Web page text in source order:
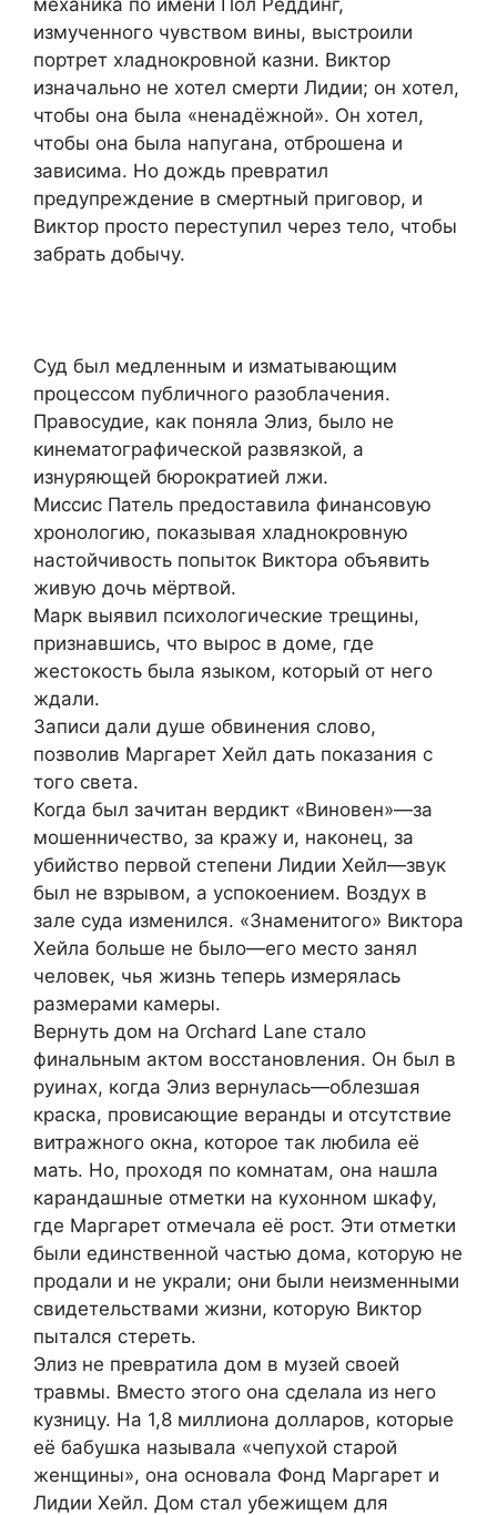
измученного чувством вины, выстроили
портрет хладнокровной казни. Виктор
изначально не хотел смерти Лидии; он хотел,
чтобы она была «ненадёжной». Он хотел,
чтобы она была напугана, отброшена и
зависима. Но дождь превратил
предупреждение в смертный приговор, и
Виктор просто переступил через тело, чтобы
забрать добычу.
Суд был медленным и изматывающим
процессом публичного разоблачения.
Правосудие, как поняла Элиз, было не
кинематографической развязкой, а
изнуряющей бюрократией лжи.
Миссис Патель предоставила финансовую
хронологию, показывая хладнокровную
настойчивость попыток Виктора объявить
живую дочь мёртвой.
Марк выявил психологические трещины,
признавшись, что вырос в доме, где
жестокость была языком, который от него
ждали.
Записи дали душе обвинения слово,
позволив Маргарет Хейл дать показания с
того света.
Когда был зачитан вердикт «Виновен»—за
мошенничество, за кражу и, наконец, за
убийство первой степени Лидии Хейл—звук
был не взрывом, а успокоением. Воздух в
зале суда изменился. «Знаменитого» Виктора
Хейла больше не было—его место занял
человек, чья жизнь теперь измерялась
размерами камеры.
Вернуть дом на Оrchard Lane стало
финальным актом восстановления. Он был в
руинах, когда Элиз вернулась—облезшая
краска, провисающие веранды и отсутствие
витражного окна, которое так любила её
мать. Но, проходя по комнатам, она нашла
карандашные отметки на кухонном шкафу,
где Маргарет отмечала её рост. Эти отметки
были единственной частью дома, которую не
продали и не украли; они были неизменными
свидетельствами жизни, которую Виктор
пытался стереть.
Элиз не превратила дом в музей своей
травмы. Вместо этого она сделала из него
кузницу. На 1,8 миллиона долларов, которые
её бабушка называла «чепухой старой
женщины», она основала Фонд Маргарет и
Лидии Хейл. Дом стал убежищем для